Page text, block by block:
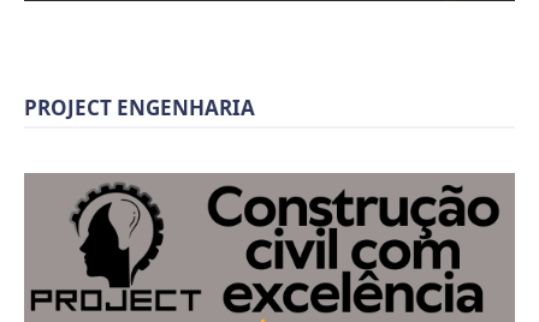
PROJECT ENGENHARIA